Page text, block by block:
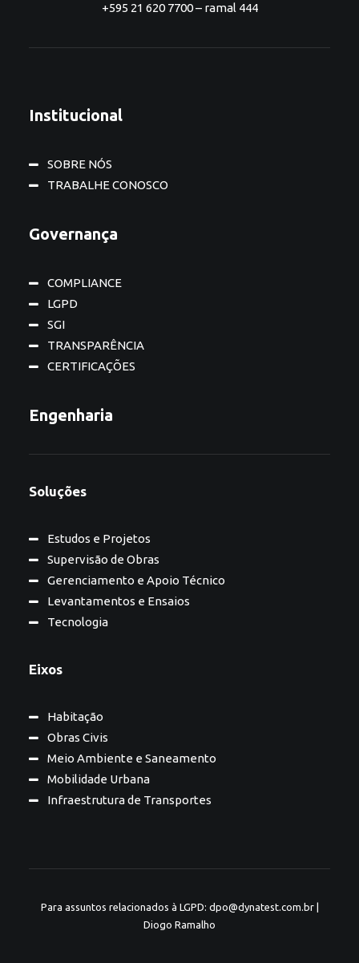
+595 21 620 7700 – ramal 444
Institucional
SOBRE NÓS
TRABALHE CONOSCO
Governança
COMPLIANCE
LGPD
SGI
TRANSPARÊNCIA
CERTIFICAÇÕES
Engenharia
Soluções
Estudos e Projetos
Supervisão de Obras
Gerenciamento e Apoio Técnico
Levantamentos e Ensaios
Tecnologia
Eixos
Habitação
Obras Civis
Meio Ambiente e Saneamento
Mobilidade Urbana
Infraestrutura de Transportes
Para assuntos relacionados à LGPD: dpo@dynatest.com.br |
Diogo Ramalho